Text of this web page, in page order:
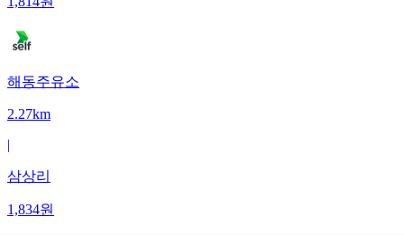
해동주유소
2.27km
|
삼상리
1,834원